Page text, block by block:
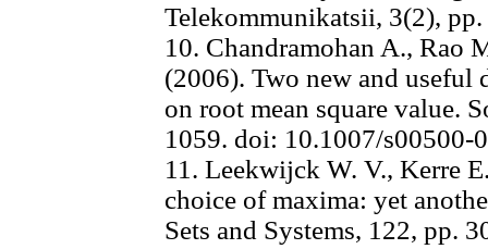
Telekommunikatsii, 3(2),
10. Chandramohan A., Rao
(2006). Two new and useful
on root mean square value.
1059. doi: 10.1007/s00500-
11. Leekwijck W. V., Kerre
choice of maxima: yet
Sets and Systems, 122, pp.